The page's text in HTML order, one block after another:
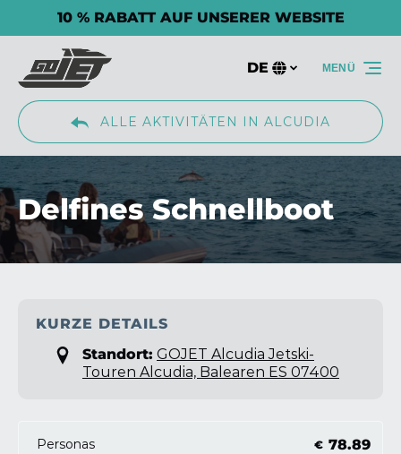
Zur Primärnavigation springen
Zum Inhalt springen
Zur Fußzeile springen
10 % RABATT AUF UNSERER WEBSITE
Sie
Ihre
Sprache
DE
ALLE AKTIVITÄTEN IN ALCUDIA
MENÜ
Delfines Schnellboot
KURZE DETAILS
Standort: GOJET Alcudia Jetski-
Touren Alcudia, Balearen ES 07400
Personas € 78.89